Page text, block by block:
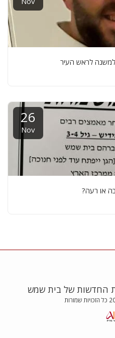
לראש העיר
26
Nov
או רעה?
החדשות של בית שמש